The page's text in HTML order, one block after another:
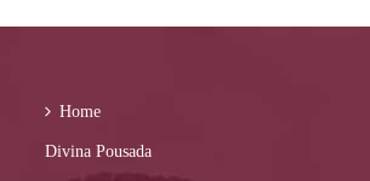
Home
Divina Pousada